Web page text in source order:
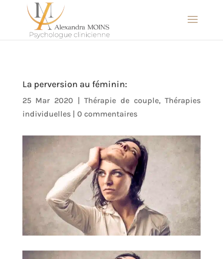
La perversion au féminin:
25 Mar 2020 |Thérapie de couple,Thérapies
individuelles| 0 commentaires